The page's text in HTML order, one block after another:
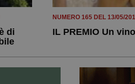
di
NUMERO 165 DEL 13/05/
IL PREMIO Un